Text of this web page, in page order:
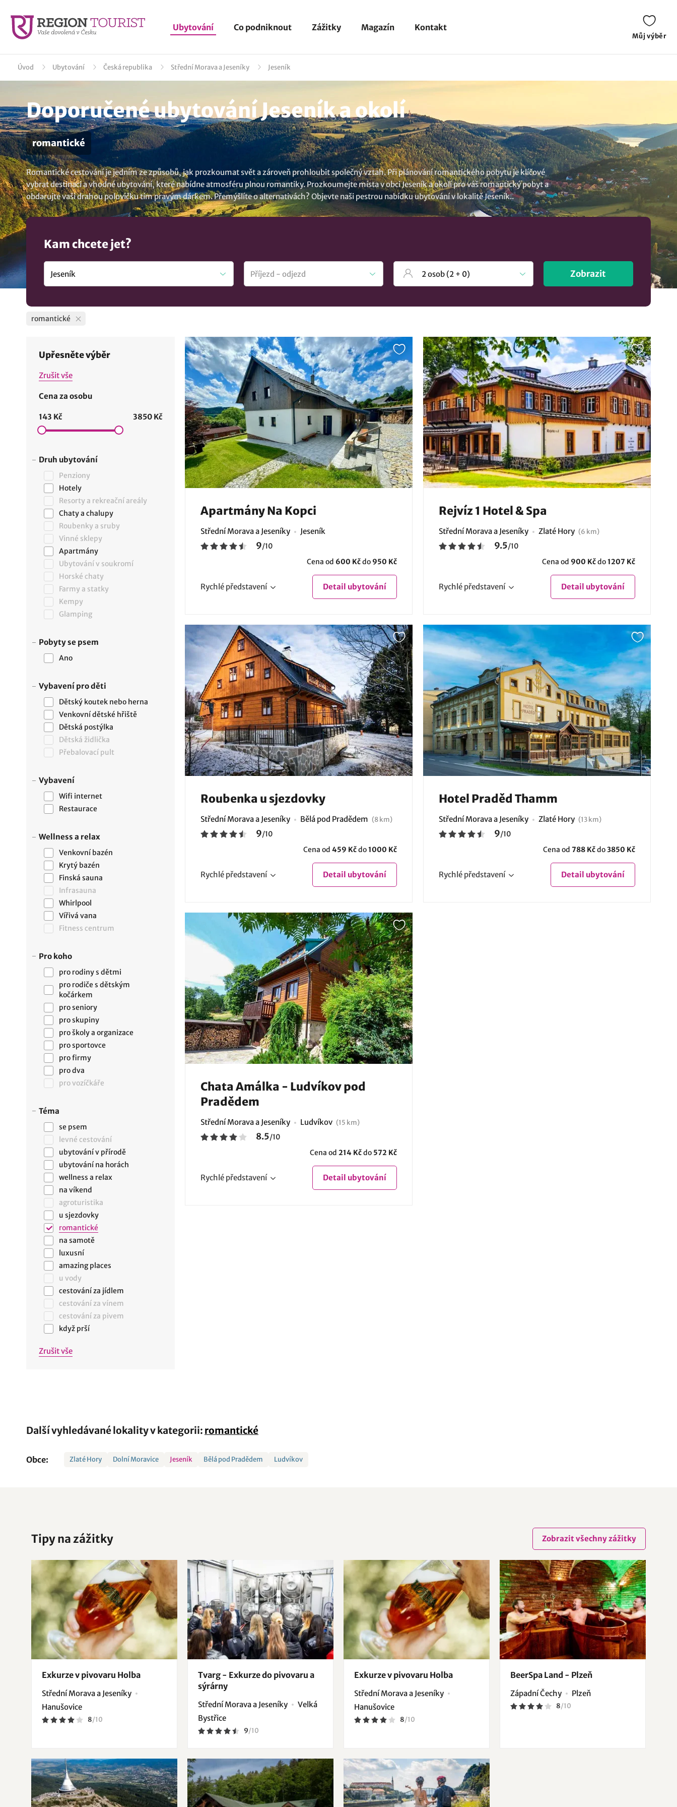
Ubytování Co podniknout Zážitky Magazín Kontakt
Můj výběr
Úvod Ubytování Česká republika Střední Morava a Jeseníky Jeseník
Doporučené ubytování Jeseník a okolí
romantické
Romantické cestování je jedním ze způsobů, jak prozkoumat svět a zároveň prohloubit společný vztah. Při plánování romantického pobytu je klíčové
vybrat destinaci a vhodné ubytování, které nabídne atmosféru plnou romantiky. Prozkoumejte místa v obci Jeseník a okolí pro váš romantický pobyt a
obdarujte vaši drahou polovičku tím pravým dárkem. Přemýšlíte o alternativách? Objevte naši pestrou nabídkuubytování v lokalitě Jeseník..
Kam chcete jet?
Zobrazit
romantické
Upřesněte výběr
Zrušit vše
Cena za osobu
143 Kč 3850 Kč
Druh ubytování
Penziony
Hotely
Resorty a rekreační areály
Chaty a chalupy
Roubenky a sruby
Vinné sklepy
Apartmány
Ubytování v soukromí
Horské chaty
Farmy a statky
Kempy
Glamping
Pobyty se psem
Ano
Vybavení pro děti
Dětský koutek nebo herna
Venkovní dětské hřiště
Dětská postýlka
Dětská židlička
Přebalovací pult
Vybavení
Wifi internet
Restaurace
Wellness a relax
Venkovní bazén
Krytý bazén
Finská sauna
Infrasauna
Whirlpool
Vířivá vana
Fitness centrum
Pro koho
pro rodiny s dětmi
pro rodiče s dětským
kočárkem
pro seniory
pro skupiny
pro školy a organizace
pro sportovce
pro firmy
pro dva
pro vozíčkáře
Téma
se psem
levné cestování
ubytování v přírodě
ubytování na horách
wellness a relax
na víkend
agroturistika
u sjezdovky
romantické
na samotě
luxusní
amazing places
u vody
cestování za jídlem
cestování za vínem
cestování za pivem
když prší
Zrušit vše
Apartmány Na Kopci
Střední Morava a Jeseníky Jeseník
9/10
Cena od 600 Kčdo 950 Kč
Rychlé představení Detail ubytování
Rejvíz 1 Hotel & Spa
Střední Morava a Jeseníky Zlaté Hory (6 km)
9.5/10
Cena od 900 Kčdo1207 Kč
Rychlé představení Detail ubytování
Roubenka u sjezdovky
Střední Morava a Jeseníky Bělá pod Pradědem (8 km)
9/10
Cena od 459 Kčdo1000 Kč
Rychlé představení Detail ubytování
Hotel Praděd Thamm
Střední Morava a Jeseníky Zlaté Hory (13 km)
9/10
Cena od 788 Kčdo3850 Kč
Rychlé představení Detail ubytování
Chata Amálka - Ludvíkov pod
Pradědem
Střední Morava a Jeseníky Ludvíkov (15 km)
8.5/10
Cena od 214 Kčdo 572 Kč
Rychlé představení Detail ubytování
Další vyhledávané lokality v kategorii: romantické
Obce: Zlaté Hory Dolní Moravice Jeseník Bělá pod Pradědem Ludvíkov
Tipy na zážitky Zobrazit všechny zážitky
Exkurze v pivovaru Holba
Střední Morava a Jeseníky
Hanušovice
8/10
Tvarg - Exkurze do pivovaru a
sýrárny
Střední Morava a Jeseníky
Velká
Bystřice
9/10
Exkurze v pivovaru Holba
Střední Morava a Jeseníky
Hanušovice
8/10
BeerSpa Land - Plzeň
Západní Čechy Plzeň
8/10